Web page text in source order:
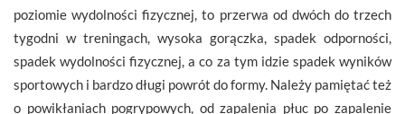
poziomie wydolności fizycznej, to przerwa od dwóch do trzech
tygodni w treningach, wysoka gorączka, spadek odporności,
spadek wydolności fizycznej, a co za tym idzie spadek wyników
sportowych i bardzo długi powrót do formy. Należy pamiętać też
o powikłaniach pogrypowych, od zapalenia płuc po zapalenie